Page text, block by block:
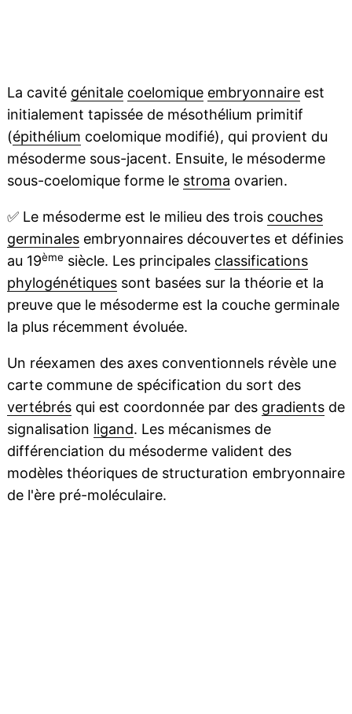
La cavité génitale coelomique embryonnaireest
initialement tapissée de mésothélium primitif
(épithélium coelomique modifié), qui provient du
mésoderme sous-jacent. Ensuite, le mésoderme
sous-coelomique forme le stroma ovarien.
✅Le mésoderme est le milieu des trois couches
germinalesembryonnaires découvertes et définies
au 19èmesiècle. Les principales classifications
phylogénétiquessont basées sur la théorie et la
preuve que le mésoderme est la couche germinale
la plus récemment évoluée.
Un réexamen des axes conventionnels révèle une
carte commune de spécification du sort des
vertébrésqui est coordonnée par des gradientsde
signalisation ligand. Les mécanismes de
différenciation du mésoderme valident des
modèles théoriques de structuration embryonnaire
de l'ère pré-moléculaire.